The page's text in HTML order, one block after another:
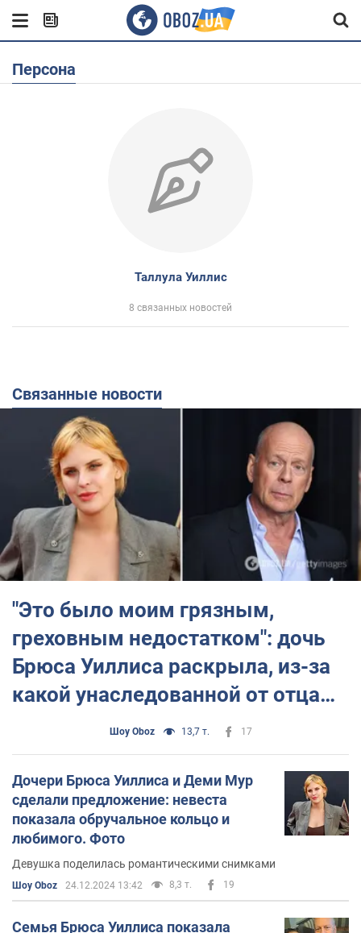
Персона
Таллула Уиллис
8 связанных новостей
Связанные новости
"Это было моим грязным,
греховным недостатком": дочь
Брюса Уиллиса раскрыла, из-за
какой унаследованной от отца
черты она страдала
Шоу Oboz 13,7 т. 17
Дочери Брюса Уиллиса и Деми Мур
сделали предложение: невеста
показала обручальное кольцо и
любимого. Фото
Девушка поделилась романтическими снимками
Шоу Oboz 24.12.2024 13:42 8,3 т. 19
Семья Брюса Уиллиса показала